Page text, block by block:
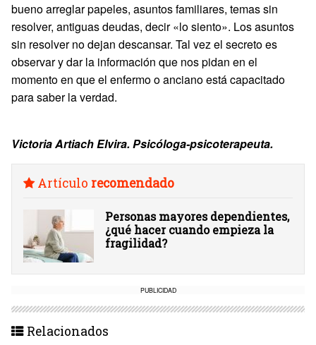
bueno arreglar papeles, asuntos familiares, temas sin
resolver, antiguas deudas, decir «lo siento». Los asuntos
sin resolver no dejan descansar. Tal vez el secreto es
observar y dar la información que nos pidan en el
momento en que el enfermo o anciano está capacitado
para saber la verdad.
Victoria Artiach Elvira. Psicóloga-psicoterapeuta.
Artículo recomendado
Personas mayores dependientes,
¿qué hacer cuando empieza la
fragilidad?
PUBLICIDAD
Relacionados